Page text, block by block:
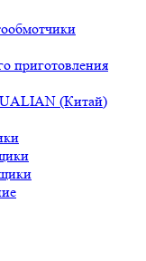
приготовления
(Китай)